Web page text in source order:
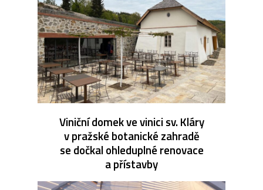
Viniční domek ve vinici sv. Kláry
v pražské botanické zahradě
se dočkal ohleduplné renovace
a přístavby